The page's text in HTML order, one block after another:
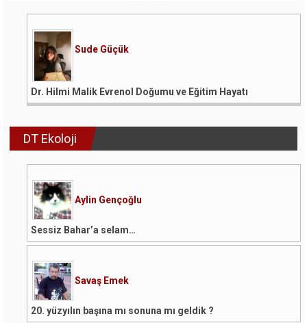
Sude Güçük
Dr. Hilmi Malik Evrenol Doğumu ve Eğitim Hayatı
DT Ekoloji
Aylin Gençoğlu
Sessiz Bahar’a selam…
Savaş Emek
20. yüzyılın başına mı sonuna mı geldik ?